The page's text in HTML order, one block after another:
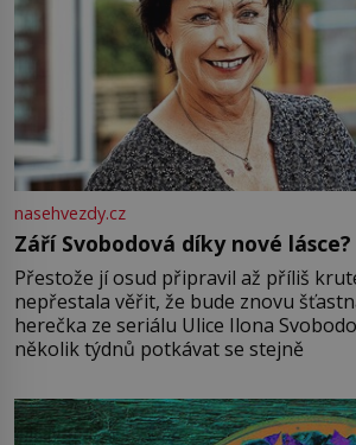
nasehvezdy.cz
Září Svobodová díky nové lásce?
Přestože jí osud připravil až příliš
nepřestala věřit, že bude znovu šťastná.
herečka ze seriálu Ulice Ilona
několik týdnů potkávat se stejně